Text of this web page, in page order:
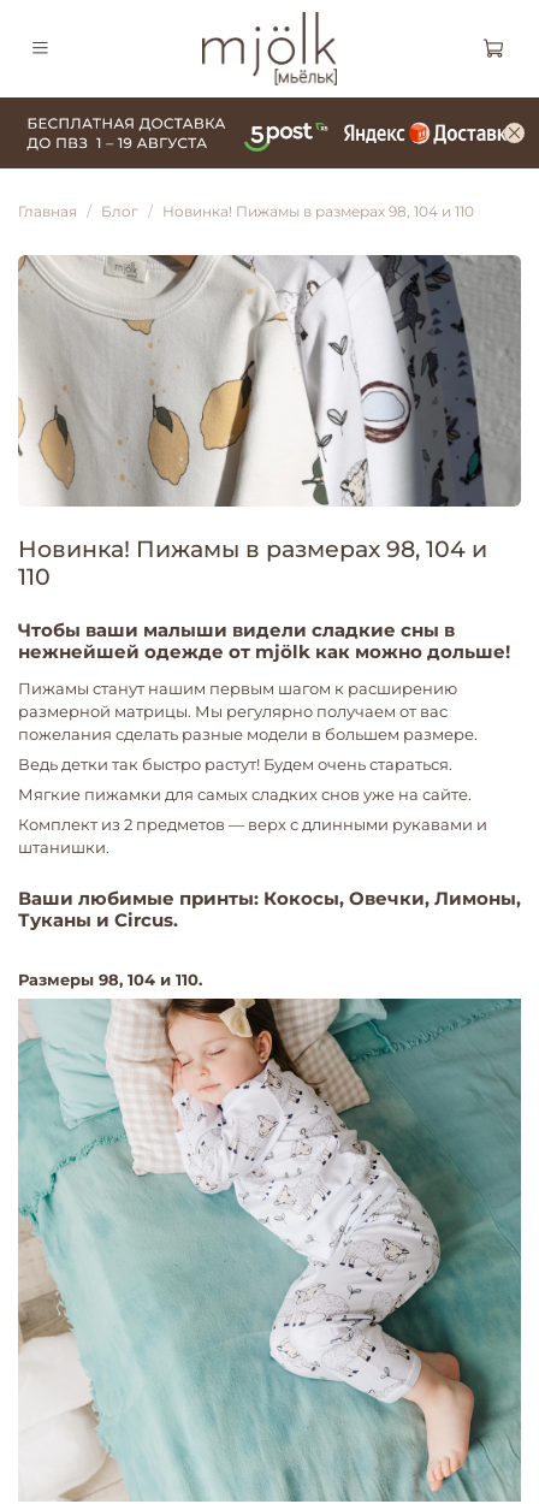
Главная Блог Новинка! Пижамы в размерах 98, 104 и 110
Новинка! Пижамы в размерах 98, 104 и
110
Чтобы ваши малыши видели сладкие сны в
нежнейшей одежде от mjölk как можно дольше!
Пижамы станут нашим первым шагом к расширению
размерной матрицы. Мы регулярно получаем от вас
пожелания сделать разные модели в большем размере.
Ведь детки так быстро растут! Будем очень стараться.
Мягкие пижамки для самых сладких снов уже на сайте.
Комплект из 2 предметов — верх с длинными рукавами и
штанишки.
Ваши любимые принты: Кокосы, Овечки, Лимоны,
Туканы и Circus.
Размеры 98, 104 и 110.